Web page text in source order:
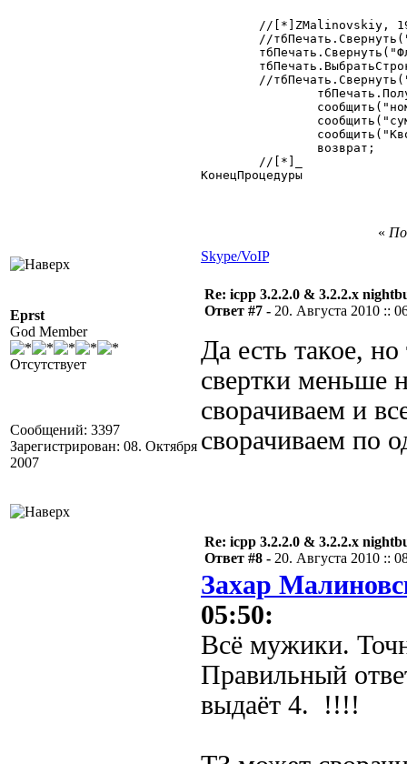
КонецПроцедуры
«
Skype/VoIP
Eprst
God Member
Отсутствует
Сообщений: 3397
Зарегистрирован: 08. Октября
2007
Re: icpp 3.2.2.0 & 3.2.2.x
Ответ #7 - 20. Августа 2010 ::
Да есть такое,
свертки меньше
сворачиваем и
сворачиваем по
Re: icpp 3.2.2.0 & 3.2.2.x
Ответ #8 - 20. Августа 2010 ::
Захар
05:50:
Всё мужики.
Правильный
выдаёт 4. !!!!